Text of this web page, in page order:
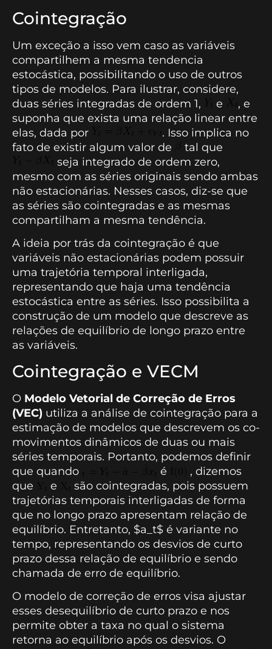
Cointegração
Um exceção a isso vem caso as variáveis
compartilhem a mesma tendencia
estocástica, possibilitando o uso de outros
tipos de modelos. Para ilustrar, considere,
duas séries integradas de ordem 1,
e
, e
suponha que exista uma relação linear entre
elas, dada por
. Isso implica no
fato de existir algum valor de
tal que
seja integrado de ordem zero,
mesmo com as séries originais sendo ambas
não estacionárias. Nesses casos, diz-se que
as séries são cointegradas e as mesmas
compartilham a mesma tendência.
A ideia por trás da cointegração é que
variáveis não estacionárias podem possuir
uma trajetória temporal interligada,
representando que haja uma tendência
estocástica entre as séries. Isso possibilita a
construção de um modelo que descreve as
relações de equilíbrio de longo prazo entre
as variáveis.
Cointegração e VECM
O Modelo Vetorial de Correção de Erros
(VEC) utiliza a análise de cointegração para a
estimação de modelos que descrevem os co-
movimentos dinâmicos de duas ou mais
séries temporais. Portanto, podemos definir
que quando
é
, dizemos
que
e
são cointegradas, pois possuem
trajetórias temporais interligadas de forma
que no longo prazo apresentam relação de
equilíbrio. Entretanto, $a_t$ é variante no
tempo, representando os desvios de curto
prazo dessa relação de equilíbrio e sendo
chamada de erro de equilíbrio.
O modelo de correção de erros visa ajustar
esses desequilíbrio de curto prazo e nos
permite obter a taxa no qual o sistema
retorna ao equilíbrio após os desvios. O